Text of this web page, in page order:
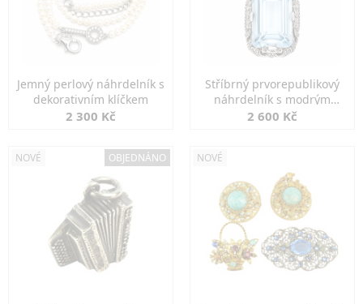
Jemný perlový náhrdelník s
dekorativním klíčkem
2 300 Kč
Stříbrný prvorepublikový
náhrdelník s modrým
spinelem
2 600 Kč
NOVÉ OBJEDNÁNO NOVÉ